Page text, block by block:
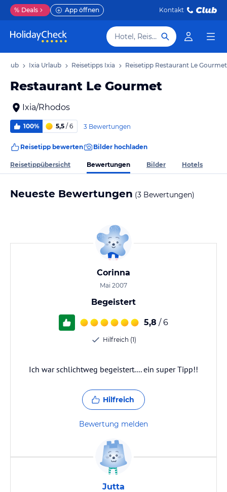
% Deals App öffnen Kontakt
Hotel, Reiseziel
Ixia Urlaub Reisetipps Ixia Reisetipp Restaurant Le Gourmet
Restaurant Le Gourmet
Ixia/Rhodos
100% 5,5 / 6 3 Bewertungen
Reisetipp bewerten Bilder hochladen
Reisetippübersicht Bewertungen Bilder Hotels
Neueste Bewertungen (3 Bewertungen)
Corinna
Mai 2007
Begeistert
5,8 / 6
Hilfreich (1)
Ich war schlichtweg begeistert.... ein super Tipp!!
Hilfreich
Bewertung melden
Jutta